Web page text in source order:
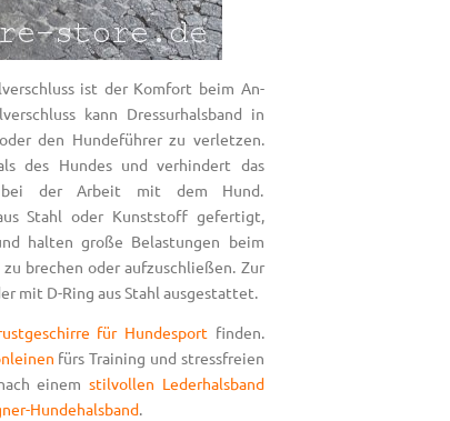
ist der Komfort beim An-
kann Dressurhalsband in
den Hundeführer zu verletzen.
des Hundes und verhindert das
bei der Arbeit mit dem Hund.
Stahl oder Kunststoff gefertigt,
halten große Belastungen beim
brechen oder aufzuschließen. Zur
mit D-Ring aus Stahl ausgestattet.
für Hundesportfinden.
fürs Training und stressfreien
einem stilvollen Lederhalsband
Hundehalsband.